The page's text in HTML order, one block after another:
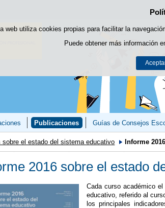
web utiliza cookies propias para facilitar la
Puede obtener más información
Publicaciones Guías de Consejos
sobre el estado del sistema educativo Informe 2016
2016 sobre el estado
Cada curso académico
educativo, referido al
los principales